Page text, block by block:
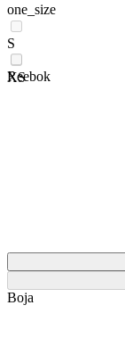
one_size
S
XS
Reebok
Boja